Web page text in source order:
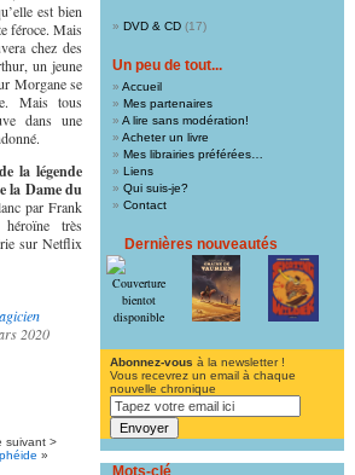
est bien
féroce. Mais
chez des
un jeune
Morgane se
Mais tous
dans une
la légende
la Dame du
par Frank
très
sur Netflix
2020
suivant >
»
DVD & CD (17)
Un peu de tout...
Accueil
Mes partenaires
A lire sans modération!
Acheter un livre
Mes librairies préférées…
Liens
Qui suis-je?
Contact
Dernières nouveautés
Abonnez-vous à la newsletter !
Vous recevrez un email à chaque
nouvelle chronique
Mots-clé